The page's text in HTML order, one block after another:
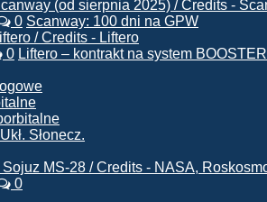
0 Scanway: 100 dni na GPW
0 Liftero – kontrakt na system BOOSTER
Słonecz.
0